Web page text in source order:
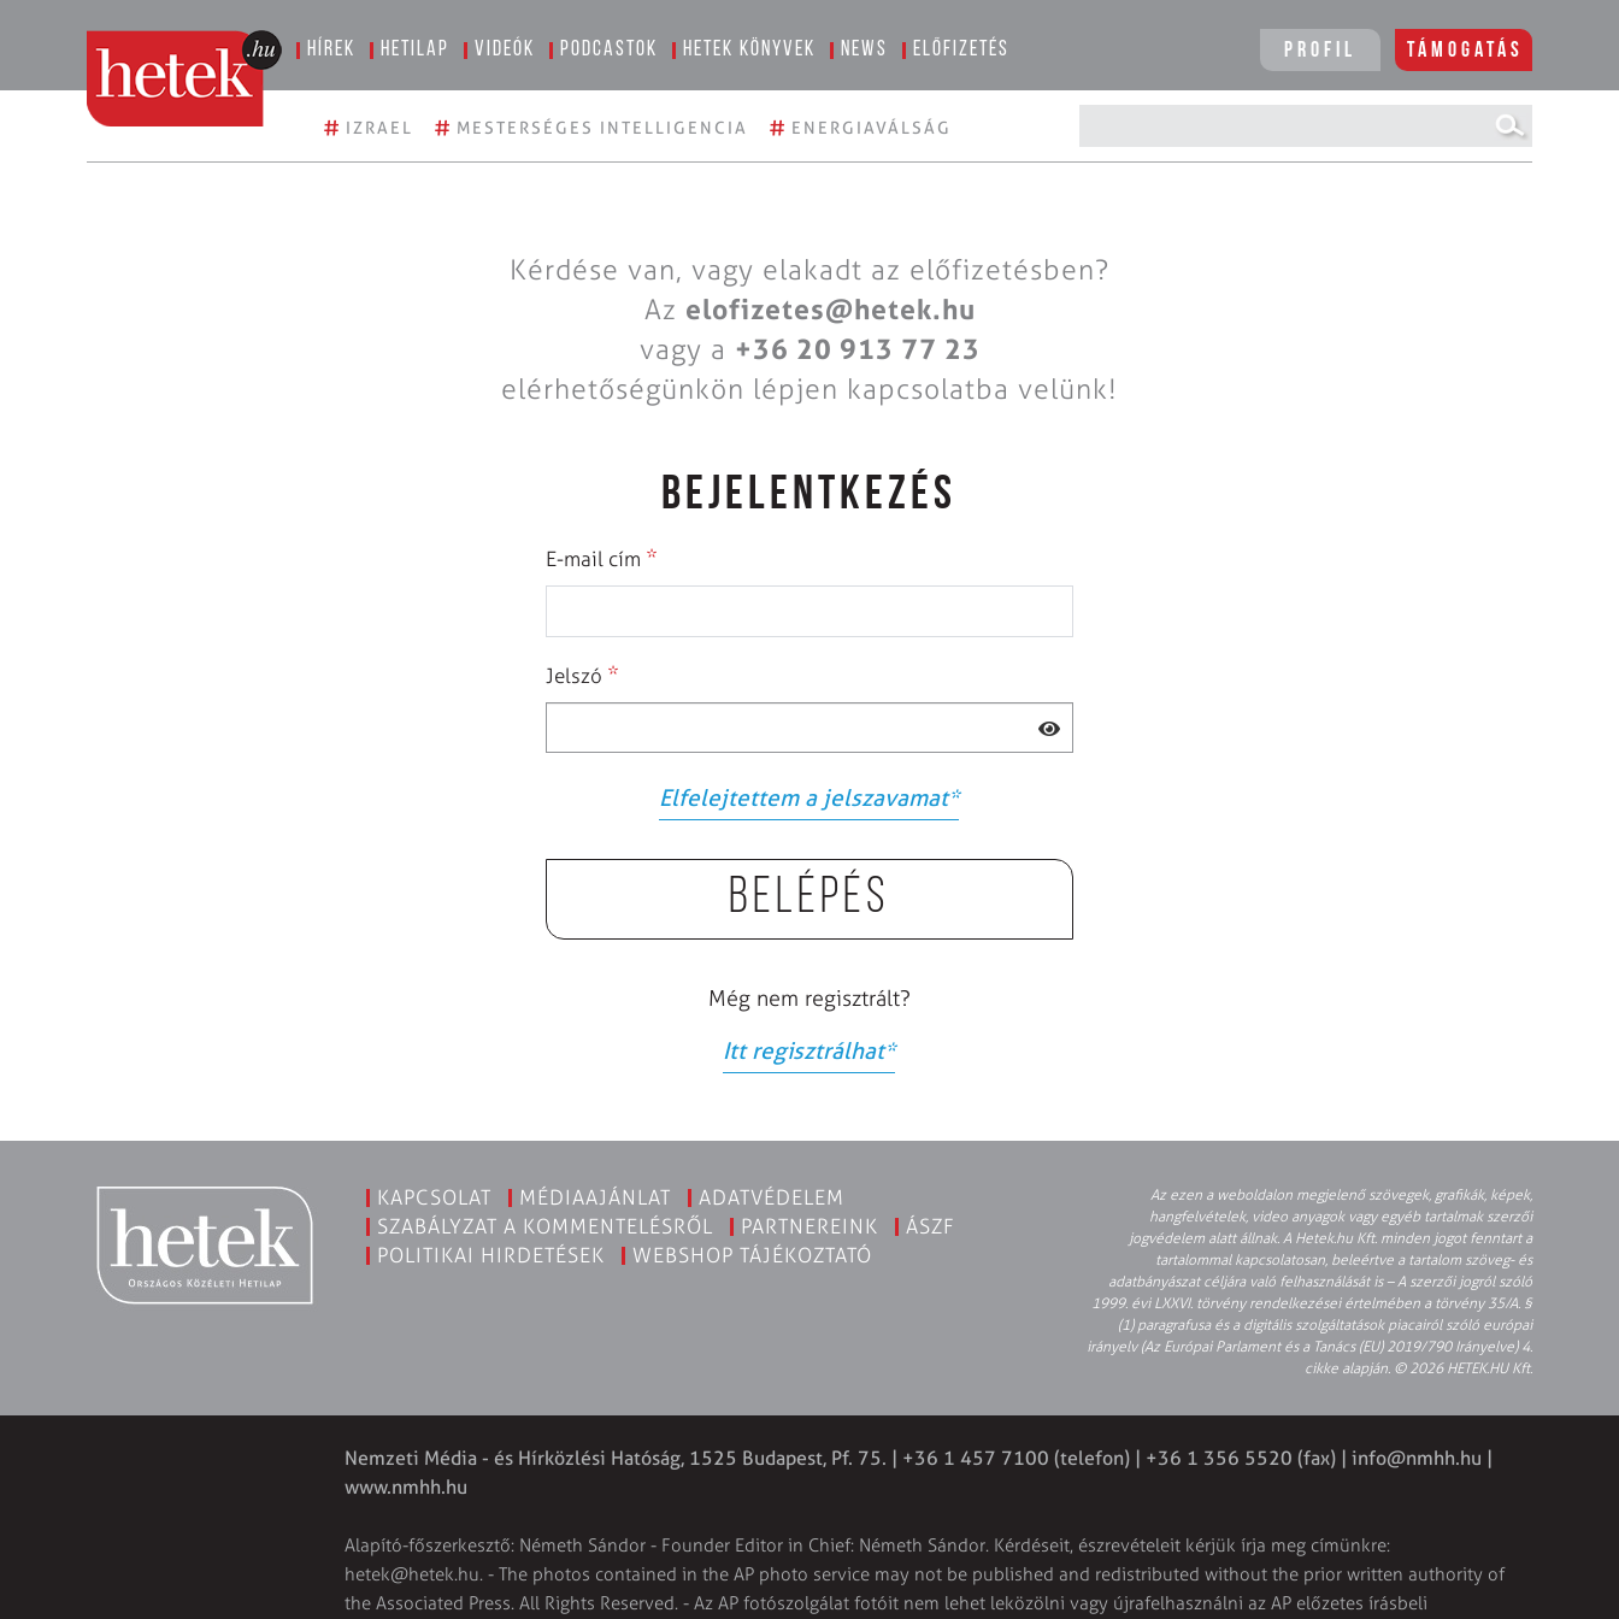
Hírek Hetilap Videók Podcastok Hetek könyvek News Előfizetés Profil Támogatás
# IZRAEL # MESTERSÉGES INTELLIGENCIA # ENERGIAVÁLSÁG
Kérdése van, vagy elakadt az előfizetésben?
Az elofizetes@hetek.hu
vagy a +36 20 913 77 23
elérhetőségünkön lépjen kapcsolatba velünk!
BEJELENTKEZÉS
E-mail cím *
Jelszó *
Elfelejtettem a jelszavamat*
Belépés
Még nem regisztrált?
Itt regisztrálhat*
KAPCSOLAT MÉDIAAJÁNLAT
ADATVÉDELEM
SZABÁLYZAT A KOMMENTELÉSRŐL
PARTNEREINK
ÁSZF
POLITIKAI HIRDETÉSEK
WEBSHOP TÁJÉKOZTATÓ
Az ezen a weboldalon megjelenő szövegek, grafikák, képek,
hangfelvételek, video anyagok vagy egyéb tartalmak szerzői
jogvédelem alatt állnak. A Hetek.hu Kft. minden jogot fenntart a
tartalommal kapcsolatosan, beleértve a tartalom szöveg- és
adatbányászat céljára való felhasználását is – A szerzői jogról szóló
1999. évi LXXVI. törvény rendelkezései értelmében a törvény 35/A. §
(1) paragrafusa és a digitális szolgáltatások piacairól szóló európai
irányelv (Az Európai Parlament és a Tanács (EU) 2019/790 Irányelve) 4.
cikke alapján. © 2026 HETEK.HU Kft.
Nemzeti Média - és Hírközlési Hatóság, 1525 Budapest, Pf. 75. | +36 1 457 7100 (telefon) | +36 1 356 5520 (fax) | info@nmhh.hu |
www.nmhh.hu
Alapító-főszerkesztő: Németh Sándor - Founder Editor in Chief: Németh Sándor. Kérdéseit, észrevételeit kérjük írja meg címünkre:
hetek@hetek.hu. - The photos contained in the AP photo service may not be published and redistributed without the prior written authority of
the Associated Press. All Rights Reserved. - Az AP fotószolgálat fotóit nem lehet leközölni vagy újrafelhasználni az AP előzetes írásbeli